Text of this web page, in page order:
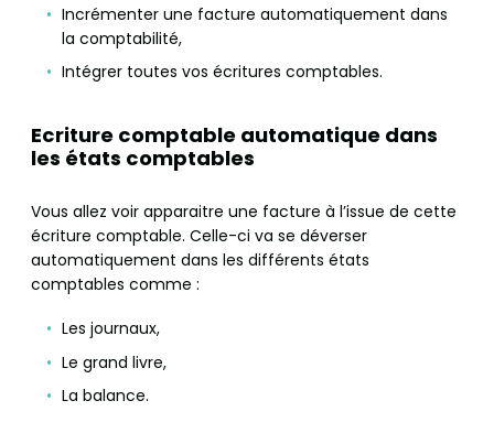
Incrémenter une facture automatiquement dans
la comptabilité,
Intégrer toutes vos écritures comptables.
Ecriture comptable automatique dans
les états comptables
Vous allez voir apparaitre une facture à l’issue de cette
écriture comptable. Celle-ci va se déverser
automatiquement dans les différents états
comptables comme :
Les journaux,
Le grand livre,
La balance.